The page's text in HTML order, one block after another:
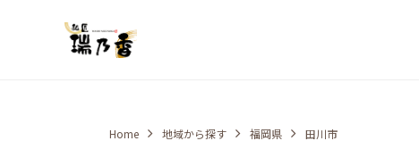
Home 地域から探す 福岡県 田川市